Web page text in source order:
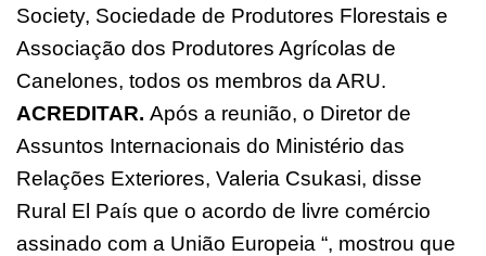
Society, Sociedade de Produtores Florestais e
Associação dos Produtores Agrícolas de
Canelones, todos os membros da ARU.
ACREDITAR. Após a reunião, o Diretor de
Assuntos Internacionais do Ministério das
Relações Exteriores, Valeria Csukasi, disse
Rural El País que o acordo de livre comércio
assinado com a União Europeia “, mostrou que